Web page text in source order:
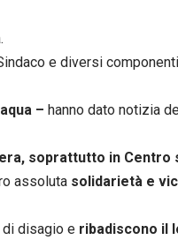
e diversi
– hanno dato notizia
soprattutto in Centro
assoluta solidarietà e
disagio e ribadiscono il